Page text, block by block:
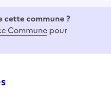
cette commune ?
Commune pour